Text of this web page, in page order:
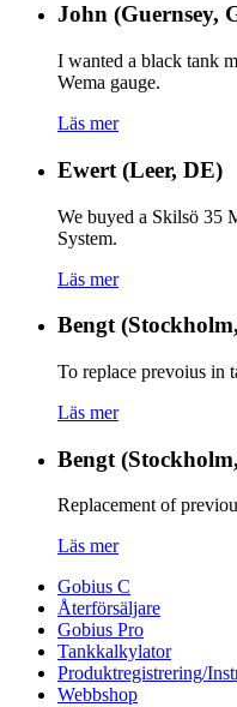
John (Guernsey,
I wanted a black tank
Wema gauge.
Läs mer
Ewert (Leer, DE)
We buyed a Skilsö 35
System.
Läs mer
Bengt
To replace prevoius in
Läs mer
Bengt
Replacement of
Läs mer
Gobius C
Återförsäljare
Gobius Pro
Tankkalkylator
Produktregistrering/
Webbshop